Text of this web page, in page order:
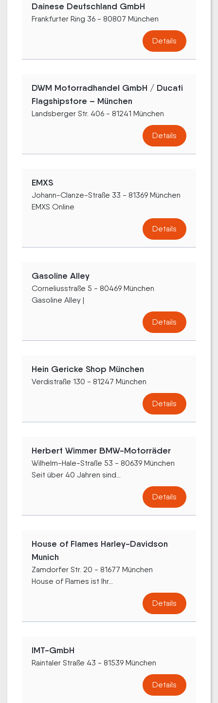
Dainese Deutschland GmbH
Frankfurter Ring 36 - 80807 München
Details
DWM Motorradhandel GmbH / Ducati
Flagshipstore – München
Landsberger Str. 406 - 81241 München
Details
EMXS
Johann-Clanze-Straße 33 - 81369 München
EMXS Online
Details
Gasoline Alley
Corneliusstraße 5 - 80469 München
Gasoline Alley |
Details
Hein Gericke Shop München
Verdistraße 130 - 81247 München
Details
Herbert Wimmer BMW-Motorräder
Wilhelm-Hale-Straße 53 - 80639 München
Seit über 40 Jahren sind...
Details
House of Flames Harley-Davidson
Munich
Zamdorfer Str. 20 - 81677 München
House of Flames ist Ihr...
Details
IMT-GmbH
Raintaler Straße 43 - 81539 München
Details